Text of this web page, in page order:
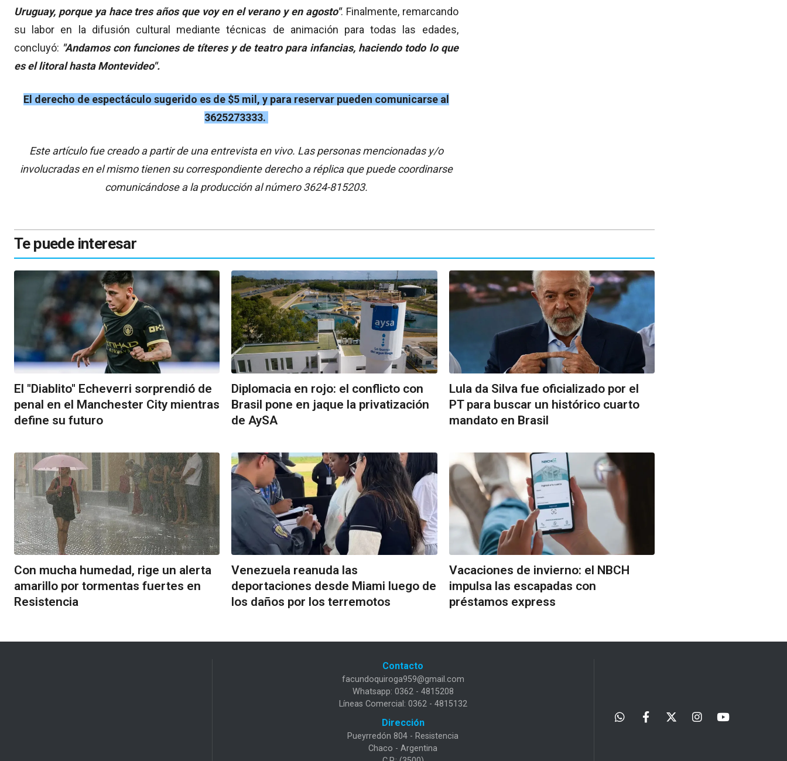
Uruguay, porque ya hace tres años que voy en el verano y en agosto". Finalmente, remarcando
su labor en la difusión cultural mediante técnicas de animación para todas las edades,
concluyó: "Andamos con funciones de títeres y de teatro para infancias, haciendo todo lo que
es el litoral hasta Montevideo".
El derecho de espectáculo sugerido es de $5 mil, y para reservar pueden comunicarse al
3625273333.
Este artículo fue creado a partir de una entrevista en vivo. Las personas mencionadas y/o
involucradas en el mismo tienen su correspondiente derecho a réplica que puede coordinarse
comunicándose a la producción al número 3624-815203.
Te puede interesar
El "Diablito" Echeverri sorprendió de
penal en el Manchester City mientras
define su futuro
Diplomacia en rojo: el conflicto con
Brasil pone en jaque la privatización
de AySA
Lula da Silva fue oficializado por el
PT para buscar un histórico cuarto
mandato en Brasil
Con mucha humedad, rige un alerta
amarillo por tormentas fuertes en
Resistencia
Venezuela reanuda las
deportaciones desde Miami luego de
los daños por los terremotos
Vacaciones de invierno: el NBCH
impulsa las escapadas con
préstamos express
Contacto
facundoquiroga959@gmail.com
Whatsapp: 0362 - 4815208
Líneas Comercial: 0362 - 4815132
Dirección
Pueyrredón 804 - Resistencia
Chaco - Argentina